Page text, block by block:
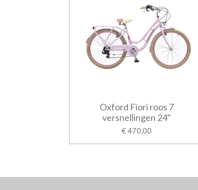
Oxford Fiori roos 7
versnellingen 24"
€ 470,00